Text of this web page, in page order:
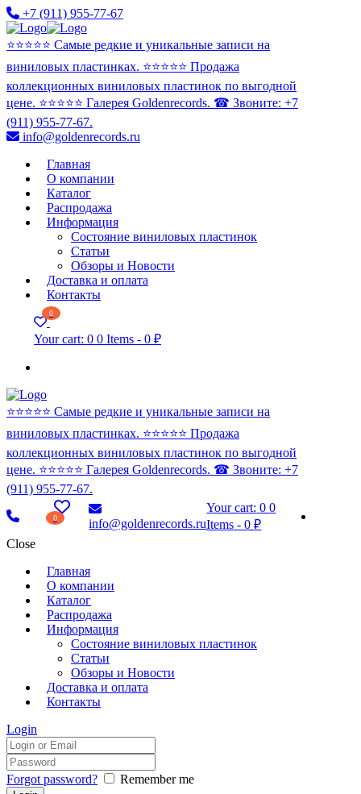
+7 (911) 955-77-67
⭐️⭐️⭐️⭐️⭐️ Самые редкие и уникальные записи на
виниловых пластинках. ⭐️⭐️⭐️⭐️⭐️ Продажа
коллекционных виниловых пластинок по выгодной
цене. ⭐️⭐️⭐️⭐️⭐️ Галерея Goldenrecords. ☎ Звоните: +7
(911) 955-77-67.
info@goldenrecords.ru
Главная
О компании
Каталог
Распродажа
Информация
Состояние виниловых пластинок
Статьи
Обзоры и Новости
Доставка и оплата
Контакты
0
Your cart: 0 0 Items - 0 ₽
⭐️⭐️⭐️⭐️⭐️ Самые редкие и уникальные записи на
виниловых пластинках. ⭐️⭐️⭐️⭐️⭐️ Продажа
коллекционных виниловых пластинок по выгодной
цене. ⭐️⭐️⭐️⭐️⭐️ Галерея Goldenrecords. ☎ Звоните: +7
(911) 955-77-67.
0 info@goldenrecords.ru
Your cart: 00
Items -0 ₽
Close
Главная
О компании
Каталог
Распродажа
Информация
Состояние виниловых пластинок
Статьи
Обзоры и Новости
Доставка и оплата
Контакты
Login
Forgot password? Remember me